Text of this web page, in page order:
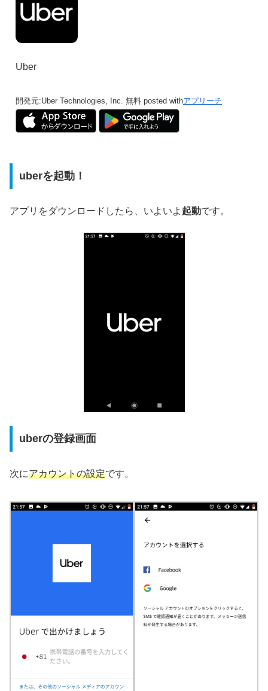
Uber
開発元:Uber Technologies, Inc. 無料 posted withアプリーチ
uberを起動！
アプリをダウンロードしたら、いよいよ 起動です。
uberの登録画面
次にアカウントの設定です。